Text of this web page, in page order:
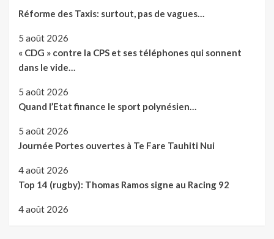
Réforme des Taxis: surtout, pas de vagues…
5 août 2026
« CDG » contre la CPS et ses téléphones qui sonnent
dans le vide…
5 août 2026
Quand l’Etat finance le sport polynésien…
5 août 2026
Journée Portes ouvertes à Te Fare Tauhiti Nui
4 août 2026
Top 14 (rugby): Thomas Ramos signe au Racing 92
4 août 2026